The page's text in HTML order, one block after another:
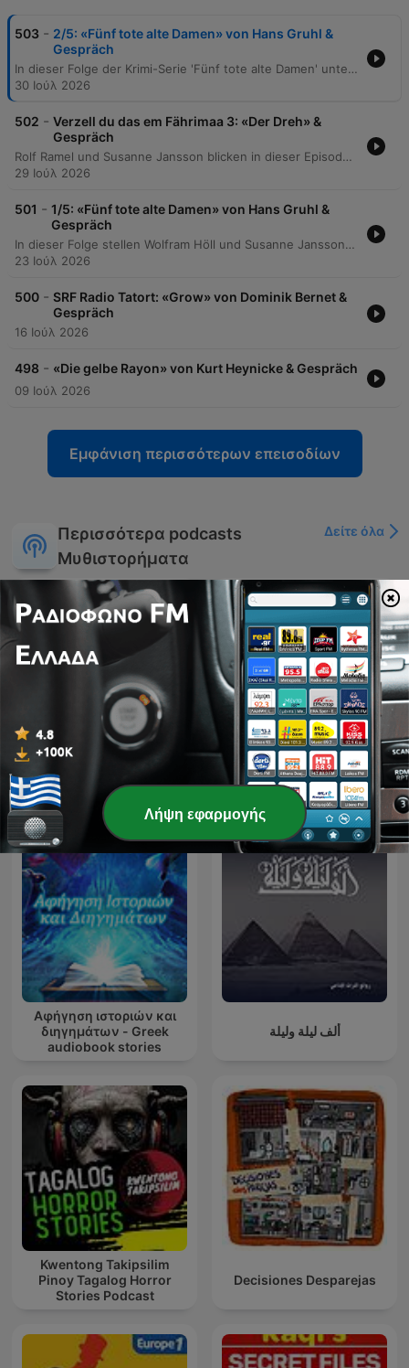
503 - 2/5: «Fünf tote alte Damen» von Hans Gruhl &
Gespräch
In dieser Folge der Krimi-Serie 'Fünf tote alte Damen' untersucht Dr. Klein den mysteriösen Tod einer Tante und entdeckt Hinweise auf eine unheimliche Häufung von Todesfällen in einer Gruppe von Frauen. Auf der Suche nach Antworten besucht der Erzähler Professor Bibach und konfrontiert Dr. Leopold mit seinen Verdachtsmomenten. Die Ermittlungen führen schließlich zur Kanzlei des Anwalts Krompecher, wo eine zufällige Entdeckung die erschütternde Erkenntnis bringt, dass es sich bei den Todesfällen nicht um natürliche Ursachen, sondern um Mord handelt. Abschließend reflektieren die Moderatoren über die sprachliche Qualität und die Charakterentwicklung der Episode.
30 Ιούλ 2026
502 - Verzell du das em Fährimaa 3: «Der Dreh» &
Gespräch
Rolf Ramel und Susanne Jansson blicken in dieser Episode auf persönliche Studio-Horrorszenarien zurück und präsentieren eine Archiv-Produktion aus dem Jahr 1954. Die Erzählung führt durch unheimliche Verfolgungsjagden, mysteriöse Begegnungen in den Wiener Abwasserkanälen und die skurrilen Pläne der Berliner Künstlergruppe 'Finstern 13'. Die Reise endet mit der tragischen Prophezeiung um den Torero Pablo Mendoza und einer abschließenden Analyse der atmosphärischen Hörspielreihe 'Ferrimar', wobei die Grenze zwischen fiktivem Drehset und realer Geschichte zunehmend verschwimmt.
29 Ιούλ 2026
501 - 1/5: «Fünf tote alte Damen» von Hans Gruhl &
Gespräch
In dieser Folge stellen Wolfram Höll und Susanne Jansson den Krimi 'Fünf tote alte Damen' von Hans Kruhl vor. Die Handlung beginnt mit dem Tod einer älteren Dame in einem bürgerlichen Milieu, woraufhin der Arzt Dr. Klein nach Informationen sucht und neue Personalmitarbeit wie die junge Mechthild einstellt. Die Spannung steigt, als der Rechtsanwalt Dr. Krompecher die Todesursache von Frau Herwig wegen einer Erbschaftsangelegenheit hinterfragt. Die Podcaster diskutieren zudem über die historische Ästhetik des Hörspiels, dessen sprachliche Qualität und die besondere Gelassenheit der weiblichen Erzählstimme im Kontrast zur modernen Aufmerksamkeitsökonomie.
23 Ιούλ 2026
500 - SRF Radio Tatort: «Grow» von Dominik Bernet &
Gespräch
16 Ιούλ 2026
498 - «Die gelbe Rayon» von Kurt Heynicke & Gespräch
09 Ιούλ 2026
Εμφάνιση περισσότερων επεισοδίων
Περισσότερα podcasts
Μυθιστορήματα
Δείτε όλα
Θέατρο με Αγγελή
Γεωργία, ραδιοφωνικά
θεατρικά έργα
سلسلة ما وراء الطبيعة
Αφήγηση ιστοριών και
διηγημάτων - Greek
audiobook stories
ألف ليلة وليلة
Kwentong Takipsilim
Pinoy Tagalog Horror
Stories Podcast
Decisiones Desparejas
Λήψη εφαρμογής